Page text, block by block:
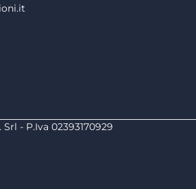
Srl - P.Iva 02393170929